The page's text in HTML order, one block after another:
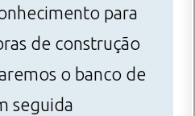
para
de construção
o banco de
seguida